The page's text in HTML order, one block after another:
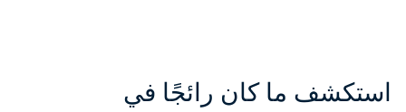
استكشف ما كان رائجًا في